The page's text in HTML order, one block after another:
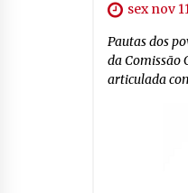
sex nov
Pautas dos
da Comissão
articulada